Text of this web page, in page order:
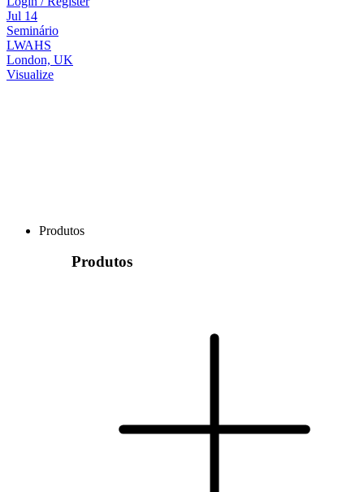
Jul 14
Seminário
LWAHS
London, UK
Visualize
Produtos
Produtos